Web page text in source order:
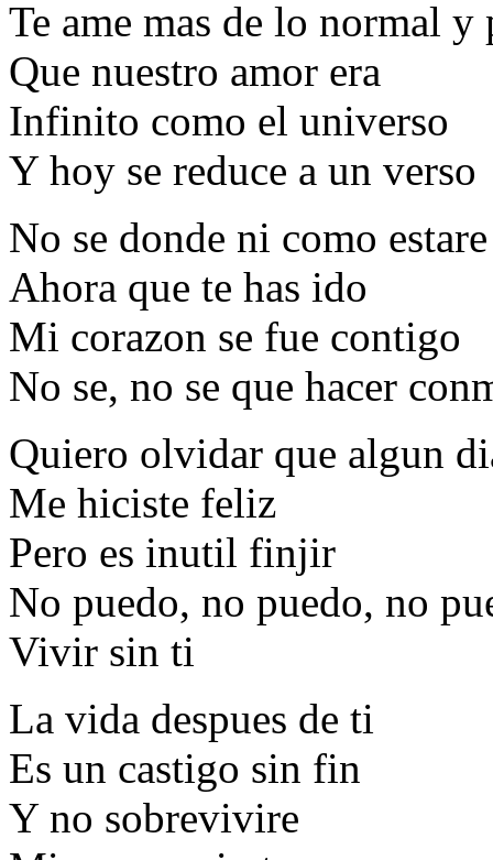
Te ame mas de lo normal y
Que nuestro amor era
Infinito como el universo
Y hoy se reduce a un verso
No se donde ni como estare
Ahora que te has ido
Mi corazon se fue contigo
No se, no se que hacer
Quiero olvidar que algun
Me hiciste feliz
Pero es inutil finjir
No puedo, no puedo, no
Vivir sin ti
La vida despues de ti
Es un castigo sin fin
Y no sobrevivire